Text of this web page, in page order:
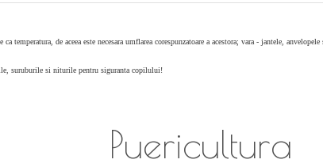
de aceea este necesara umflarea corespunzatoare a acestora; vara - jantele,
suruburile si niturile pentru siguranta copilului!
Puericultura